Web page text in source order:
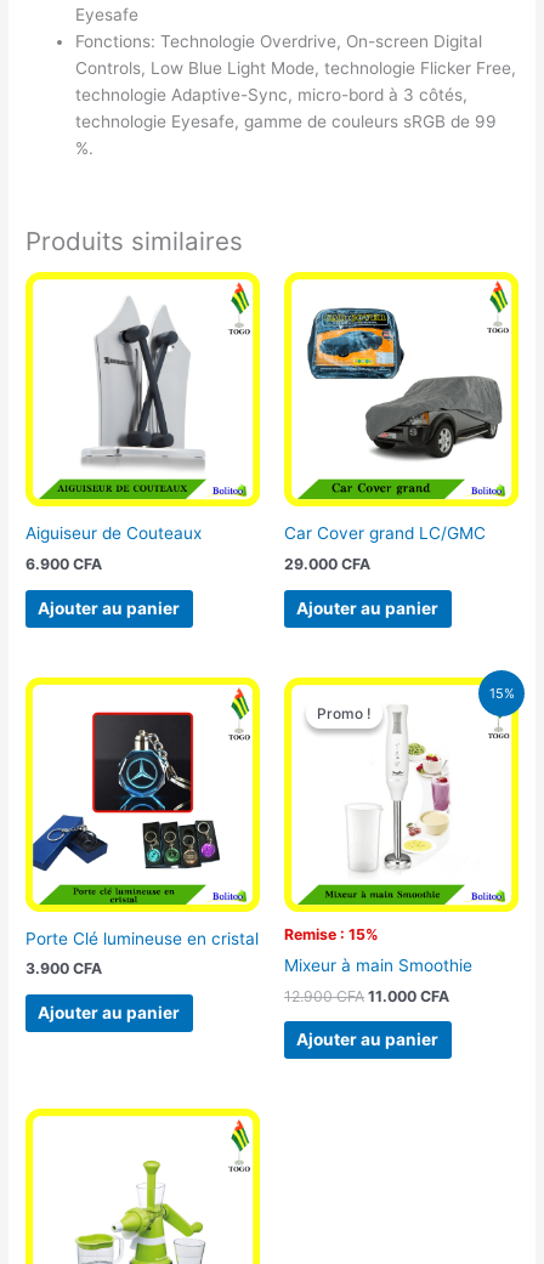
Eyesafe
Fonctions: Technologie Overdrive, On-screen Digital
Controls, Low Blue Light Mode, technologie Flicker Free,
technologie Adaptive-Sync, micro-bord à 3 côtés,
technologie Eyesafe, gamme de couleurs sRGB de 99
%.
Produits similaires
Aiguiseur de Couteaux
6.900CFA
Ajouter au panier
Car Cover grand LC/GMC
29.000 CFA
Ajouter au panier
Porte Clé lumineuse en cristal
3.900CFA
Ajouter au panier
15%
Promo !
Remise : 15%
Promo !
Mixeur à main Smoothie
12.900CFA
Le
prix
initial
était :
12.900 CFA.
11.000 CFA
Le
Ajouter au panier